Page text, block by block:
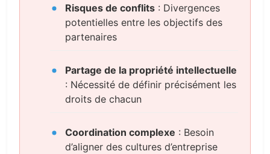
Risques de conflits : Divergences
potentielles entre les objectifs des
partenaires
Partage de la propriété intellectuelle
: Nécessité de définir précisément les
droits de chacun
Coordination complexe : Besoin
d’aligner des cultures d’entreprise